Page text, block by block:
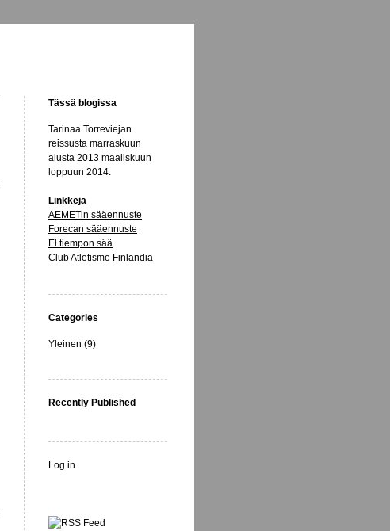
Tässä blogissa
Tarinaa Torreviejan
reissusta marraskuun
alusta 2013 maaliskuun
loppuun 2014.
Linkkejä
AEMETin sääennuste
Forecan sääennuste
El tiempon sää
Club Atletismo Finlandia
Categories
Yleinen (9)
Recently Published
Log in